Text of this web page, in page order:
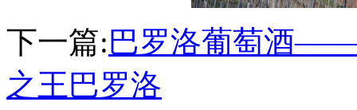
下一篇:巴罗洛葡萄酒
之王巴罗洛